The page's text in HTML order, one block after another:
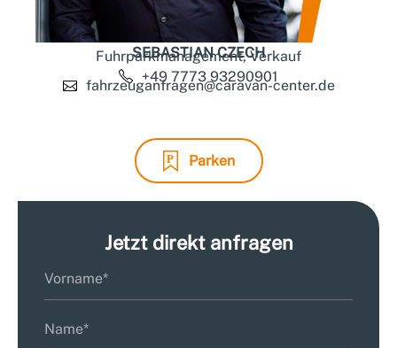
SEBASTIAN CZECH
Fuhrparkmanagement, Verkauf
+49 7773 93290901
fahrzeuganfragen@caravan-center.de
Parken
Jetzt direkt anfragen